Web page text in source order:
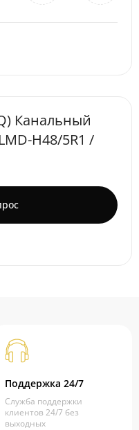
Канальный
H48/5R1 /
Поддержка 24/7
Служба поддержки
клиентов 24/7 без
выходных